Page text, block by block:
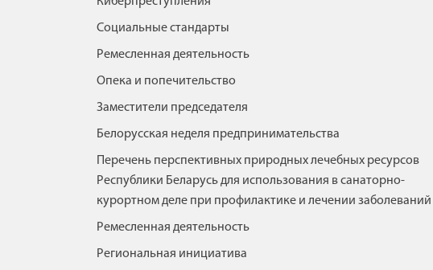
Социальные стандарты
Ремесленная деятельность
Опека и попечительство
Заместители председателя
Белорусская неделя предпринимательства
Перечень перспективных природных лечебных ресурсов
Республики Беларусь для использования в санаторно-
курортном деле при профилактике и лечении заболеваний
Ремесленная деятельность
Региональная инициатива